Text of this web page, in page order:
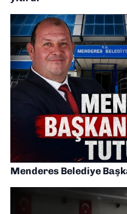
Menderes Belediye